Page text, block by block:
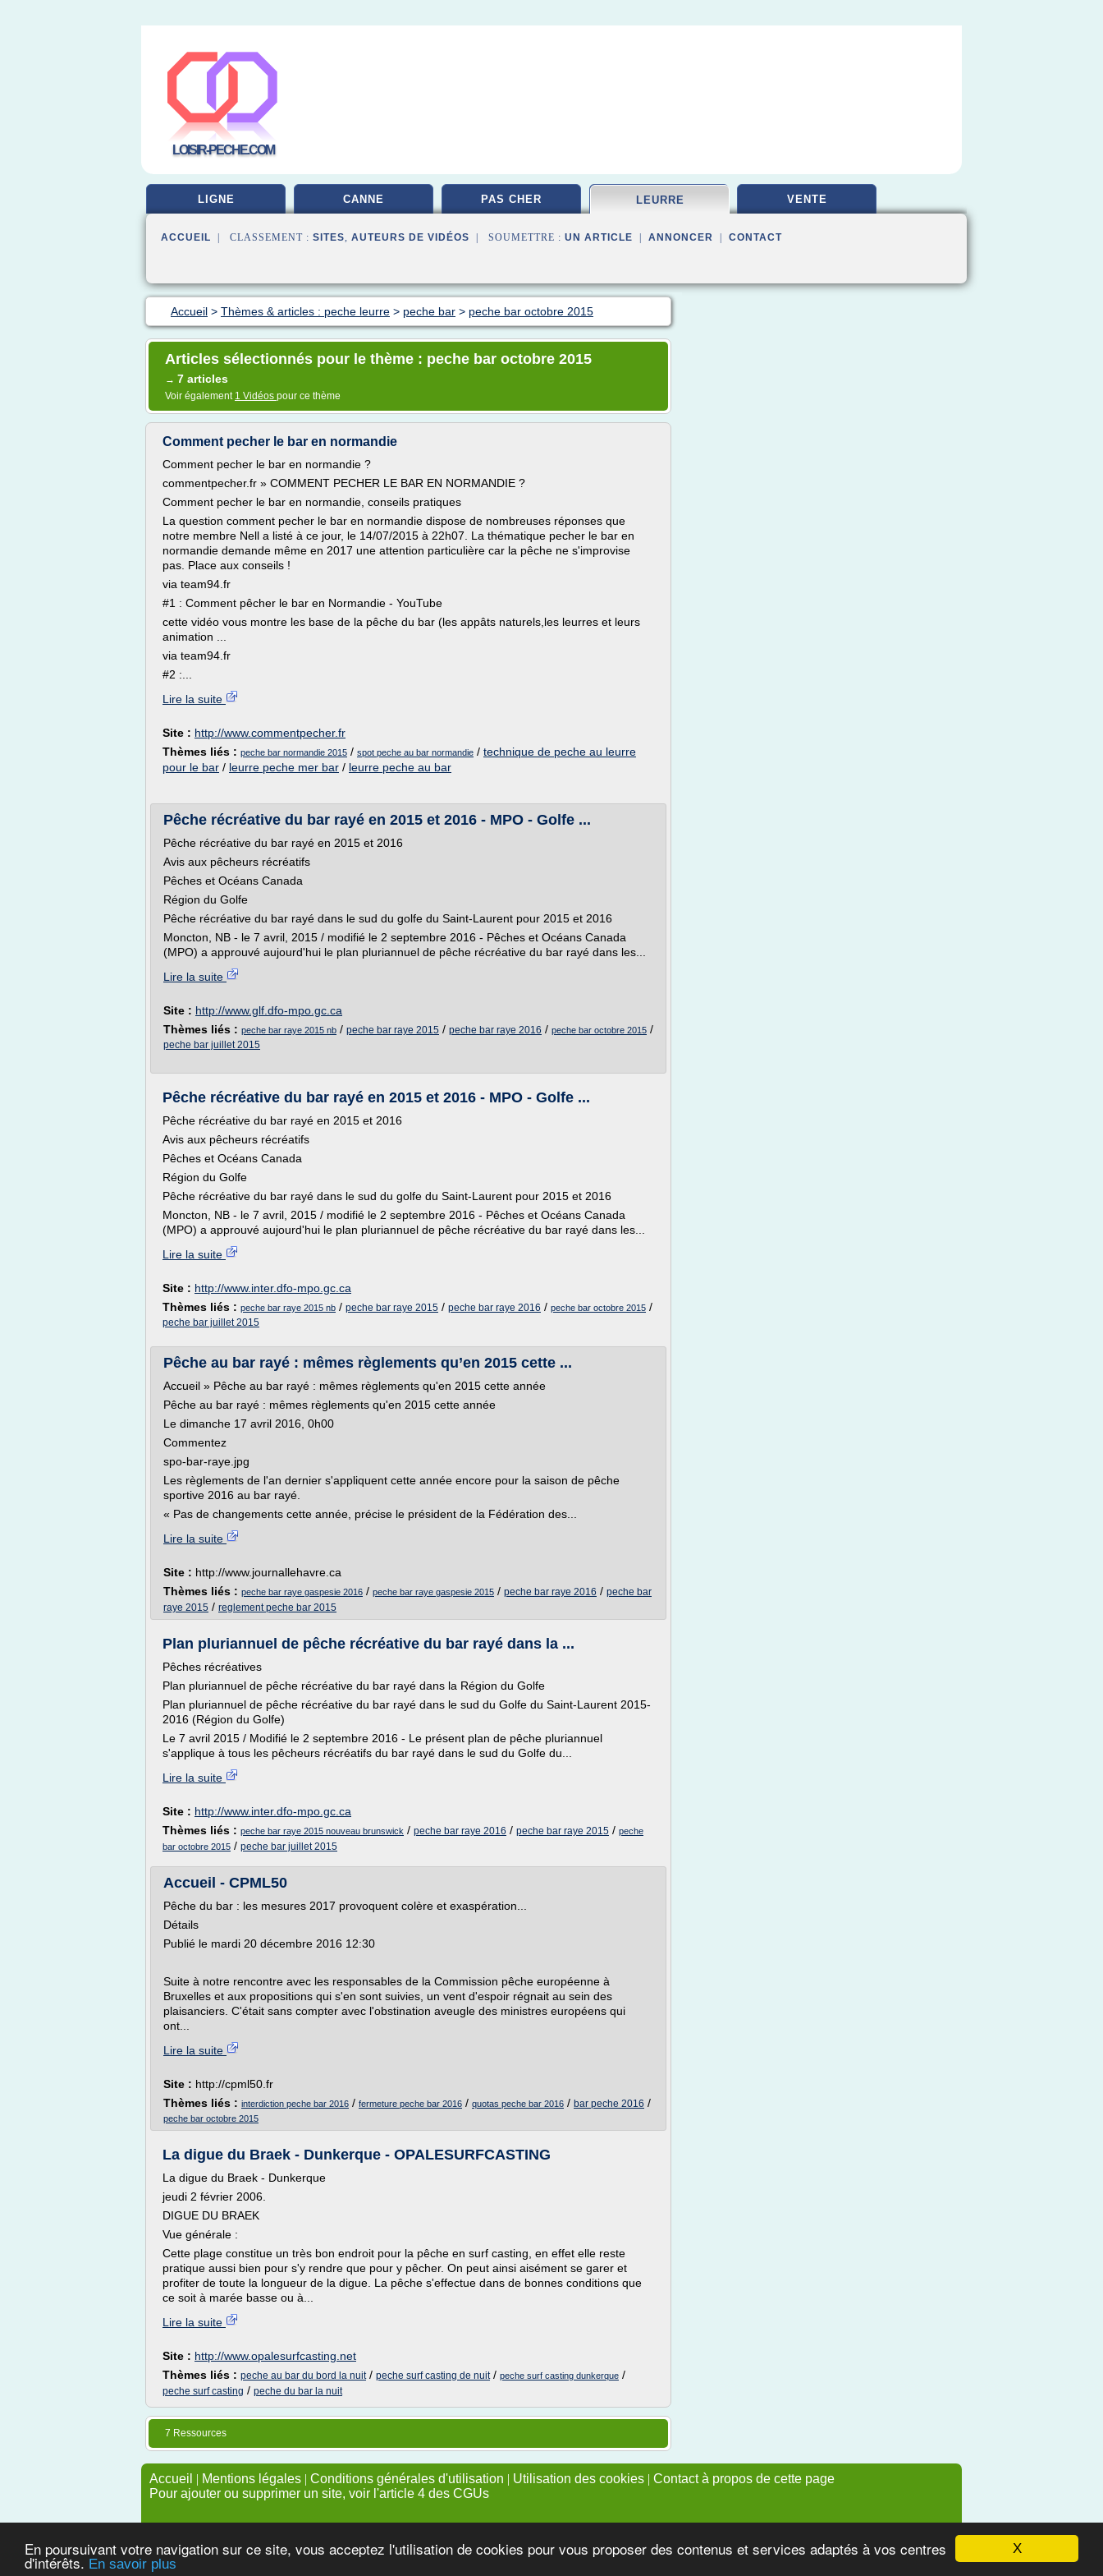
X
En poursuivant votre navigation sur ce site, vous acceptez l'utilisation de cookies pour vous proposer des contenus et services adaptés à vos centres
d'intérêts. En savoir plus
LOISIR-PECHE.COM
LIGNE CANNE PAS CHER LEURRE VENTE
ACCUEIL | CLASSEMENT : SITES, AUTEURS DE VIDÉOS | SOUMETTRE : UN ARTICLE ANNONCER CONTACT
Accueil > Thèmes & articles : peche leurre > peche bar > peche bar octobre 2015
Articles sélectionnés pour le thème : peche bar octobre 2015
→ 7 articles
Voir également 1 Vidéos pour ce thème
Comment pecher le bar en normandie
Comment pecher le bar en normandie ?
commentpecher.fr » COMMENT PECHER LE BAR EN NORMANDIE ?
Comment pecher le bar en normandie, conseils pratiques
La question comment pecher le bar en normandie dispose de nombreuses réponses que
notre membre Nell a listé à ce jour, le 14/07/2015 à 22h07. La thématique pecher le bar en
normandie demande même en 2017 une attention particulière car la pêche ne s'improvise
pas. Place aux conseils !
via team94.fr
#1 : Comment pêcher le bar en Normandie - YouTube
cette vidéo vous montre les base de la pêche du bar (les appâts naturels,les leurres et leurs
animation ...
via team94.fr
#2 :...
Lire la suite
Site : http://www.commentpecher.fr
Thèmes liés : peche bar normandie 2015 / spot peche au bar normandie / technique de peche au leurre
pour le bar / leurre peche mer bar / leurre peche au bar
Pêche récréative du bar rayé en 2015 et 2016 - MPO - Golfe ...
Pêche récréative du bar rayé en 2015 et 2016
Avis aux pêcheurs récréatifs
Pêches et Océans Canada
Région du Golfe
Pêche récréative du bar rayé dans le sud du golfe du Saint-Laurent pour 2015 et 2016
Moncton, NB - le 7 avril, 2015 / modifié le 2 septembre 2016 - Pêches et Océans Canada
(MPO) a approuvé aujourd'hui le plan pluriannuel de pêche récréative du bar rayé dans les...
Lire la suite
Site : http://www.glf.dfo-mpo.gc.ca
Thèmes liés : peche bar raye 2015 nb / peche bar raye 2015 / peche bar raye 2016 / peche bar octobre 2015 /
peche bar juillet 2015
Pêche récréative du bar rayé en 2015 et 2016 - MPO - Golfe ...
Pêche récréative du bar rayé en 2015 et 2016
Avis aux pêcheurs récréatifs
Pêches et Océans Canada
Région du Golfe
Pêche récréative du bar rayé dans le sud du golfe du Saint-Laurent pour 2015 et 2016
Moncton, NB - le 7 avril, 2015 / modifié le 2 septembre 2016 - Pêches et Océans Canada
(MPO) a approuvé aujourd'hui le plan pluriannuel de pêche récréative du bar rayé dans les...
Lire la suite
Site : http://www.inter.dfo-mpo.gc.ca
Thèmes liés : peche bar raye 2015 nb / peche bar raye 2015 / peche bar raye 2016 / peche bar octobre 2015 /
peche bar juillet 2015
Pêche au bar rayé : mêmes règlements qu’en 2015 cette ...
Accueil » Pêche au bar rayé : mêmes règlements qu'en 2015 cette année
Pêche au bar rayé : mêmes règlements qu'en 2015 cette année
Le dimanche 17 avril 2016, 0h00
Commentez
spo-bar-raye.jpg
Les règlements de l'an dernier s'appliquent cette année encore pour la saison de pêche
sportive 2016 au bar rayé.
« Pas de changements cette année, précise le président de la Fédération des...
Lire la suite
Site : http://www.journallehavre.ca
Thèmes liés : peche bar raye gaspesie 2016 / peche bar raye gaspesie 2015 / peche bar raye 2016 / peche bar
raye 2015 / reglement peche bar 2015
Plan pluriannuel de pêche récréative du bar rayé dans la ...
Pêches récréatives
Plan pluriannuel de pêche récréative du bar rayé dans la Région du Golfe
Plan pluriannuel de pêche récréative du bar rayé dans le sud du Golfe du Saint-Laurent 2015-
2016 (Région du Golfe)
Le 7 avril 2015 / Modifié le 2 septembre 2016 - Le présent plan de pêche pluriannuel
s'applique à tous les pêcheurs récréatifs du bar rayé dans le sud du Golfe du...
Lire la suite
Site : http://www.inter.dfo-mpo.gc.ca
Thèmes liés : peche bar raye 2015 nouveau brunswick / peche bar raye 2016 / peche bar raye 2015 / peche
bar octobre 2015 / peche bar juillet 2015
Accueil - CPML50
Pêche du bar : les mesures 2017 provoquent colère et exaspération...
Détails
Publié le mardi 20 décembre 2016 12:30
Suite à notre rencontre avec les responsables de la Commission pêche européenne à
Bruxelles et aux propositions qui s'en sont suivies, un vent d'espoir régnait au sein des
plaisanciers. C'était sans compter avec l'obstination aveugle des ministres européens qui
ont...
Lire la suite
Site : http://cpml50.fr
Thèmes liés : interdiction peche bar 2016 / fermeture peche bar 2016 / quotas peche bar 2016 / bar peche 2016 /
peche bar octobre 2015
La digue du Braek - Dunkerque - OPALESURFCASTING
La digue du Braek - Dunkerque
jeudi 2 février 2006.
DIGUE DU BRAEK
Vue générale :
Cette plage constitue un très bon endroit pour la pêche en surf casting, en effet elle reste
pratique aussi bien pour s'y rendre que pour y pêcher. On peut ainsi aisément se garer et
profiter de toute la longueur de la digue. La pêche s'effectue dans de bonnes conditions que
ce soit à marée basse ou à...
Lire la suite
Site : http://www.opalesurfcasting.net
Thèmes liés : peche au bar du bord la nuit/ peche surf casting de nuit/ peche surf casting dunkerque /
peche surf casting / peche du bar la nuit
7 Ressources
Accueil | Mentions légales | Conditions générales d'utilisation | Utilisation des cookies | Contact à propos de cette page
Pour ajouter ou supprimer un site, voir l'article 4 des CGUs